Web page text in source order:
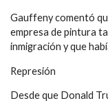
Gauffeny comentó
empresa de pintura
inmigración y que
Represión
Desde que Donald